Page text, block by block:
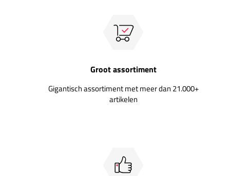
Groot assortiment
Gigantisch assortiment met meer dan 21.000+
artikelen